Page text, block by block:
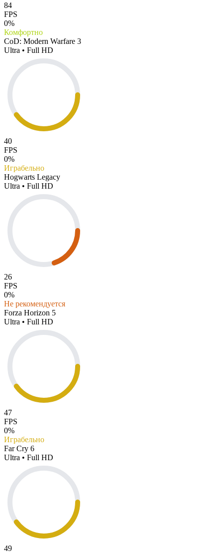
84
FPS
0%
Комфортно
CoD: Modern Warfare 3
Ultra • Full HD
40
FPS
0%
Играбельно
Hogwarts Legacy
Ultra • Full HD
26
FPS
0%
Не рекомендуется
Forza Horizon 5
Ultra • Full HD
47
FPS
0%
Играбельно
Far Cry 6
Ultra • Full HD
49